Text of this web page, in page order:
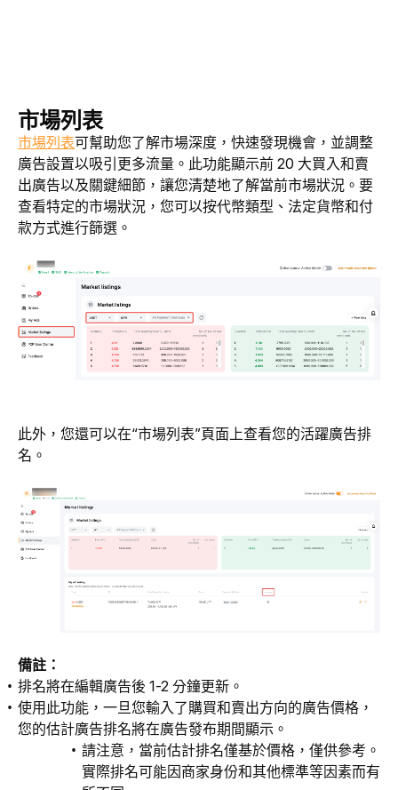
市場列表
市場列表可幫助您了解市場深度，快速發現機會，並調整
廣告設置以吸引更多流量。此功能顯示前 20 大買入和賣
出廣告以及關鍵細節，讓您清楚地了解當前市場狀況。要
查看特定的市場狀況，您可以按代幣類型、法定貨幣和付
款方式進行篩選。
此外，您還可以在“市場列表”頁面上查看您的活躍廣告排
名。
備註：
排名將在編輯廣告後 1-2 分鐘更新。
使用此功能，一旦您輸入了購買和賣出方向的廣告價格，
您的估計廣告排名將在廣告發布期間顯示。
請注意，當前估計排名僅基於價格，僅供參考。
實際排名可能因商家身份和其他標準等因素而有